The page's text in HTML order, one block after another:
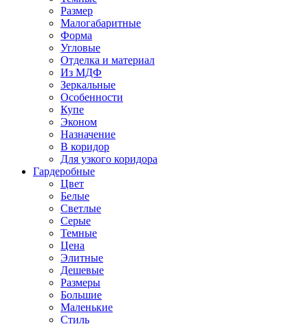
Размер
Малогабаритные
Форма
Угловые
Отделка и материал
Из МДФ
Зеркальные
Особенности
Купе
Эконом
Назначение
В коридор
Для узкого коридора
Гардеробные
Цвет
Белые
Светлые
Серые
Темные
Цена
Элитные
Дешевые
Размеры
Большие
Маленькие
Стиль